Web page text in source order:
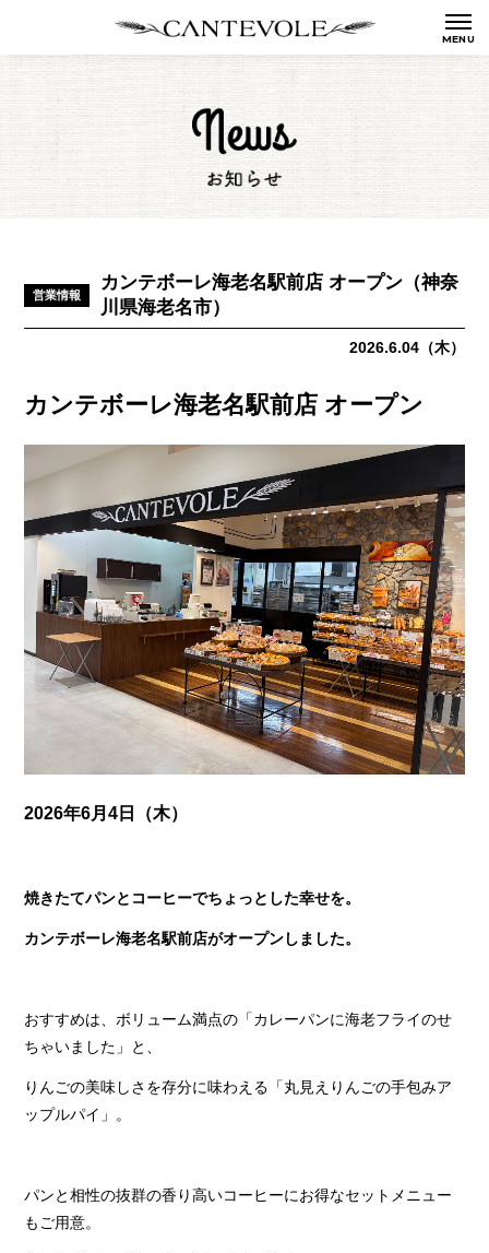
営業情報
カンテボーレ海老名駅前店 オープン（神奈
川県海老名市）
2026.6.04（木）
カンテボーレ海老名駅前店 オープン
2026年6月4日（木）
焼きたてパンとコーヒーでちょっとした幸せを。
カンテボーレ海老名駅前店がオープンしました。
おすすめは、ボリューム満点の「カレーパンに海老フライのせ
ちゃいました」と、
りんごの美味しさを存分に味わえる「丸見えりんごの手包みア
ップルパイ」。
パンと相性の抜群の香り高いコーヒーにお得なセットメニュー
もご用意。